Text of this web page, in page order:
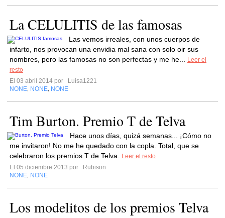
La CELULITIS de las famosas
Las vemos irreales, con unos cuerpos de
infarto, nos provocan una envidia mal sana con solo oir sus
nombres, pero las famosas no son perfectas y me he...
Leer el
resto
El 03 abril 2014 por
Luisa1221
NONE NONE NONE
Tim Burton. Premio T de Telva
Hace unos días, quizá semanas... ¡Cómo no
me invitaron! No me he quedado con la copla. Total, que se
celebraron los premios T de Telva.
Leer el resto
El 05 diciembre 2013 por
Rubison
NONE NONE
Los modelitos de los premios Telva